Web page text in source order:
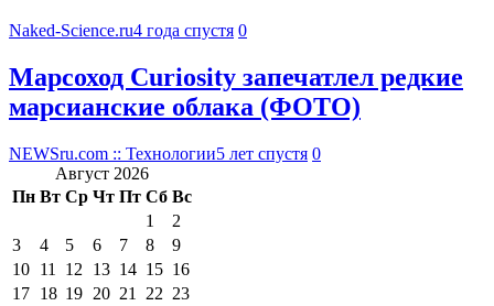
Naked-Science.ru4 года спустя 0
Марсоход Curiosity запечатлел редкие
марсианские облака (ФОТО)
NEWSru.com :: Технологии5 лет спустя 0
Август 2026
Пн Вт Ср Чт Пт Сб Вс
1
2
3
4 5 6 7 8
9
10 11 12 13 14 15 16
17 18 19 20 21 22 23